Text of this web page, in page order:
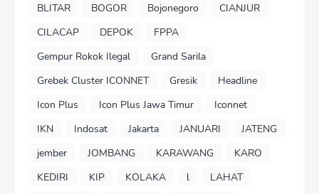
BLITAR
BOGOR Bojonegoro
CIANJUR
CILACAP
DEPOK
FPPA
Gempur Rokok Ilegal
Grand Sarila
Grebek Cluster ICONNET
Gresik
Headline
Icon Plus
Icon Plus Jawa Timur
Iconnet
IKN
Indosat Jakarta JANUARI
JATENG
jember
JOMBANG KARAWANG
KARO
KEDIRI
KIP KOLAKA l
LAHAT